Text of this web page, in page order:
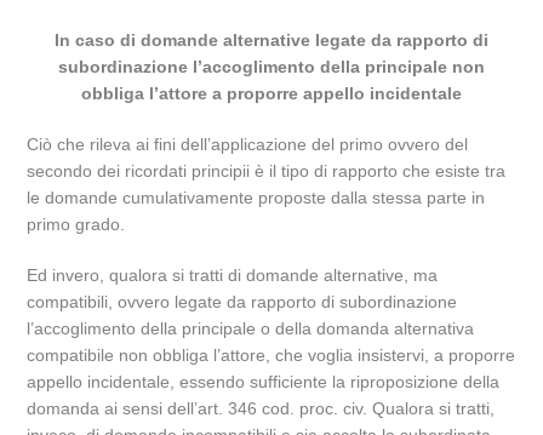
In caso di domande alternative legate da rapporto di
subordinazione l’accoglimento della principale non
obbliga l’attore a proporre appello incidentale
Ciò che rileva ai fini dell’applicazione del primo ovvero del
secondo dei ricordati principii è il tipo di rapporto che esiste tra
le domande cumulativamente proposte dalla stessa parte in
primo grado.
Ed invero, qualora si tratti di domande alternative, ma
compatibili, ovvero legate da rapporto di subordinazione
l’accoglimento della principale o della domanda alternativa
compatibile non obbliga l’attore, che voglia insistervi, a proporre
appello incidentale, essendo sufficiente la riproposizione della
domanda ai sensi dell’art. 346 cod. proc. civ. Qualora si tratti,